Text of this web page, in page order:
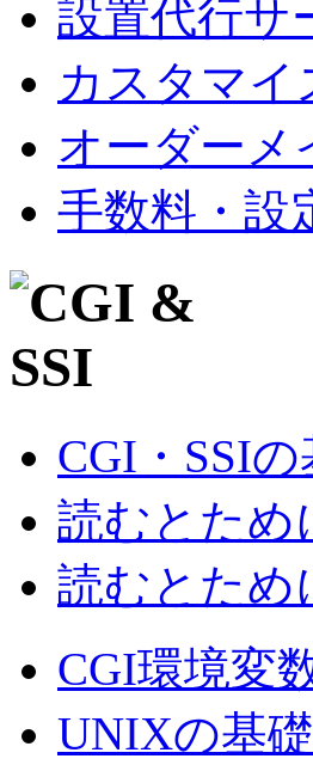
設置代行サ
カスタマイ
オーダーメ
手数料・設
CGI・SSI
読むとため
読むとため
CGI環境変
UNIXの基